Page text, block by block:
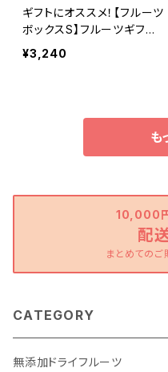
ギフトにオススメ！【フルーツ
ボックスS】フルーツギフ
ト 1〜2名様用【東果堂厳
選！旬のフルーツ詰め合わ
¥3,240
も
10,000
配
まとめての
CATEGORY
無添加ドライフルーツ